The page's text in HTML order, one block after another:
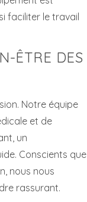
faciliter le travail
ÊTRE DES
Notre équipe
et de
un
Conscients que
nous nous
rassurant.